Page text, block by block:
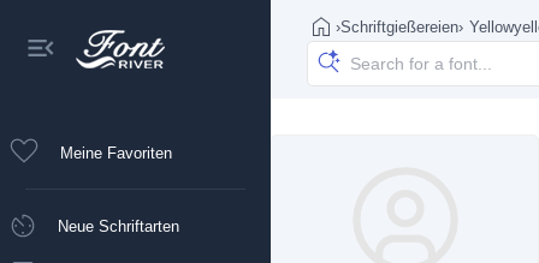
Meine Favoriten
Neue Schriftarten
›Schriftgießereien›